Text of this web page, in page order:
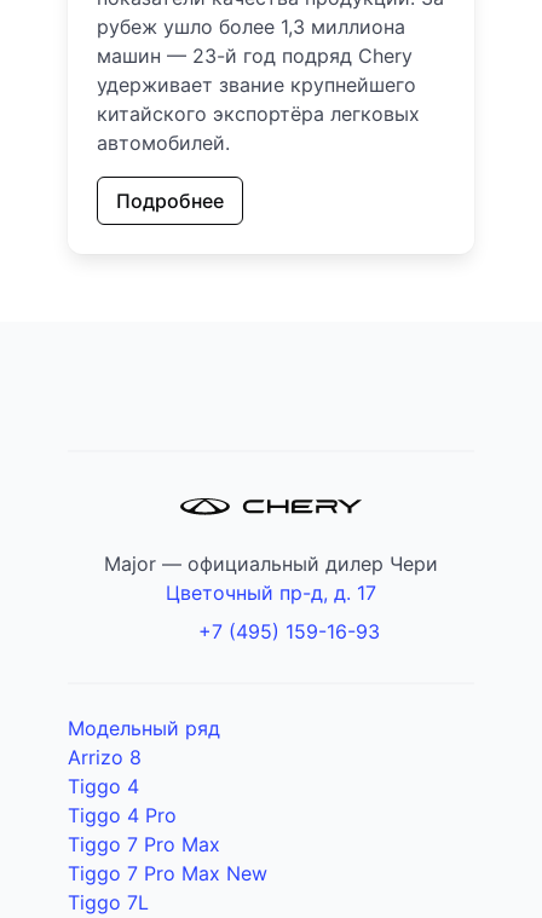
рубеж ушло более 1,3 миллиона
машин — 23-й год подряд Chery
удерживает звание крупнейшего
китайского экспортёра легковых
автомобилей.
Подробнее
Major — официальный дилер Чери
Цветочный пр-д, д. 17
+7 (495) 159-16-93
Модельный ряд
Arrizo 8
Tiggo 4
Tiggo 4 Pro
Tiggo 7 Pro Max
Tiggo 7 Pro Max New
Tiggo 7L